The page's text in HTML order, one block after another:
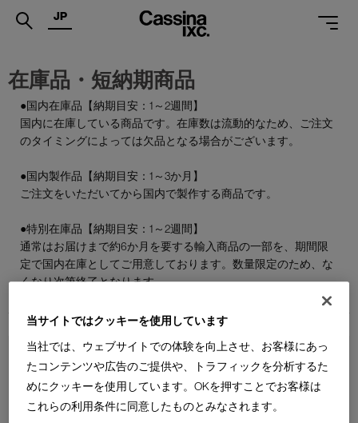
.
SERVICES
MAGAZINE
SUPPORT
SHOPS
PROFESSIONAL
ONLINE STORE お問合せ
JP
在庫品・短納期商品
●国内在庫品【納期目安：1～2週間】
国内に在庫している商品です。在庫数は流動的なため、ご注文
のタイミングによっては欠品となる場合がございます。
●国内製作品【納期目安：1～3か月】
ご注文をいただいてから国内で製作する商品です。
●特別在庫品【納期目安：1～2週間】
通常はお届けまで約6か月を要する輸入商品の一部を、期間限
定で国内在庫としてご用意しております。数量限定のため、な
くなり次第終了となります。
当サイトではクッキーを使用しています
当社では、ウェブサイトでの体験を向上させ、お客様にあっ
たコンテンツや広告のご提供や、トラフィックを分析するた
めにクッキーを使用しています。OKを押すことでお客様は
これらの利用条件に同意したものとみなされます。